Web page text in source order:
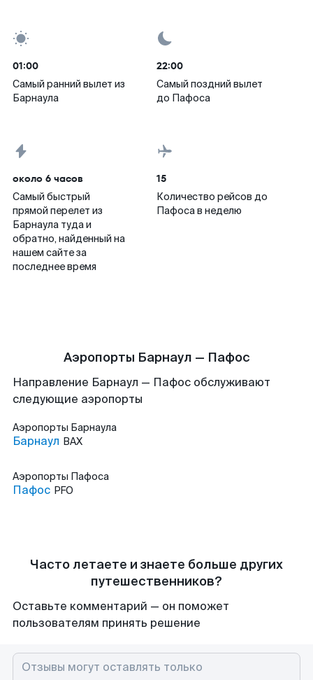
01:00
Самый ранний вылет из
Барнаула
22:00
Самый поздний вылет
до Пафоса
около 6 часов
Самый быстрый
прямой перелет из
Барнаула туда и
обратно, найденный на
нашем сайте за
последнее время
15
Количество рейсов до
Пафоса в неделю
Аэропорты Барнаул — Пафос
Направление Барнаул — Пафос обслуживают
следующие аэропорты
Аэропорты Барнаула
Барнаул BAX
Аэропорты Пафоса
Пафос PFO
Часто летаете и знаете больше других
путешественников?
Оставьте комментарий — он поможет
пользователям принять решение